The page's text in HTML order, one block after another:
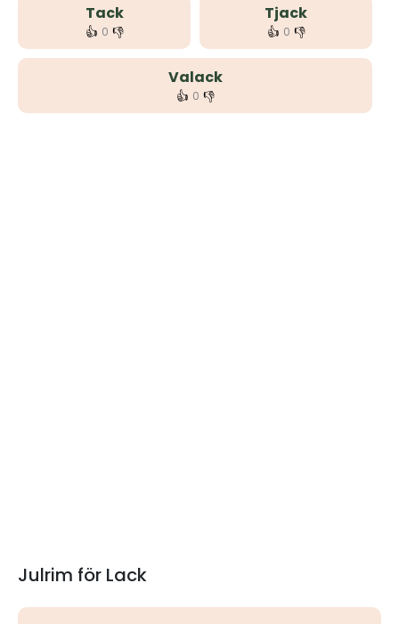
Tack
👍 0 👎
Tjack
👍 0 👎
Valack
👍 0 👎
Julrim för Lack